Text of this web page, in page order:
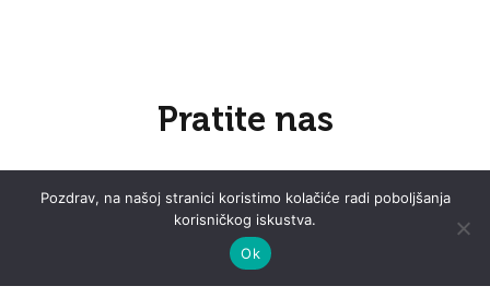
Pratite nas
Pozdrav, na našoj stranici koristimo kolačiće radi poboljšanja
korisničkog iskustva.
Ok